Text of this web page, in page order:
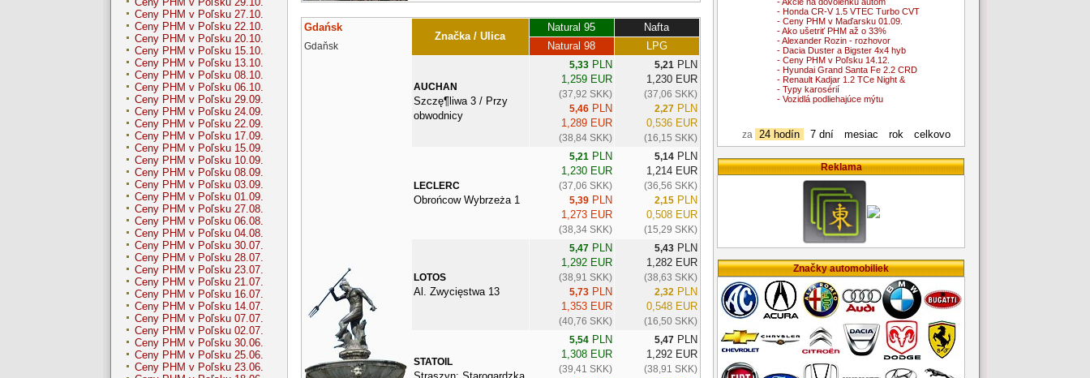
Ceny PHM v Poľsku 27.10.
Ceny PHM v Poľsku 22.10.
Ceny PHM v Poľsku 20.10.
Ceny PHM v Poľsku 15.10.
Ceny PHM v Poľsku 13.10.
Ceny PHM v Poľsku 08.10.
Ceny PHM v Poľsku 06.10.
Ceny PHM v Poľsku 29.09.
Ceny PHM v Poľsku 24.09.
Ceny PHM v Poľsku 22.09.
Ceny PHM v Poľsku 17.09.
Ceny PHM v Poľsku 15.09.
Ceny PHM v Poľsku 10.09.
Ceny PHM v Poľsku 08.09.
Ceny PHM v Poľsku 03.09.
Ceny PHM v Poľsku 01.09.
Ceny PHM v Poľsku 27.08.
Ceny PHM v Poľsku 06.08.
Ceny PHM v Poľsku 04.08.
Ceny PHM v Poľsku 30.07.
Ceny PHM v Poľsku 28.07.
Ceny PHM v Poľsku 23.07.
Ceny PHM v Poľsku 21.07.
Ceny PHM v Poľsku 16.07.
Ceny PHM v Poľsku 14.07.
Ceny PHM v Poľsku 07.07.
Ceny PHM v Poľsku 02.07.
Ceny PHM v Poľsku 30.06.
Ceny PHM v Poľsku 25.06.
Ceny PHM v Poľsku 23.06.
Gdańsk
Značka / Ulica
Natural 95 Nafta
Gdaňsk Natural 98 LPG
AUCHAN
Szczę¶liwa 3 / Przy
obwodnicy
5,33PLN
1,259 EUR
(37,92 SKK)
5,46PLN
1,289 EUR
(38,84 SKK)
5,21 PLN
1,230 EUR
(37,06 SKK)
2,27PLN
0,536 EUR
(16,15 SKK)
LECLERC
Obrońcow Wybrzeża 1
5,21 PLN
1,230 EUR
(37,06 SKK)
5,39PLN
1,273 EUR
(38,34 SKK)
5,14PLN
1,214 EUR
(36,56 SKK)
2,15PLN
0,508 EUR
(15,29 SKK)
LOTOS
Al. Zwycięstwa 13
5,47PLN
1,292 EUR
(38,91 SKK)
5,73PLN
1,353 EUR
(40,76 SKK)
5,43PLN
1,282 EUR
(38,63 SKK)
2,32 PLN
0,548 EUR
(16,50 SKK)
STATOIL
5,54PLN
1,308 EUR
(39,41 SKK)
5,47PLN
1,292 EUR
(38,91 SKK)
- Honda CR-V 1.5 VTEC Turbo CVT
- Ceny PHM v Maďarsku 01.09.
- Ako ušetriť PHM až o 33%
- Alexander Rozin - rozhovor
- Dacia Duster a Bigster 4x4 hyb
- Ceny PHM v Poľsku 14.12.
- Hyundai Grand Santa Fe 2.2 CRD
- Renault Kadjar 1.2 TCe Night &
- Typy karosérií
- Vozidlá podliehajúce mýtu
za 24 hodín 7 dní mesiac rok celkovo
Reklama
Značky automobiliek